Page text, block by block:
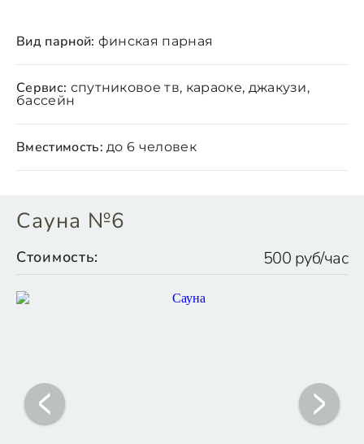
Вид парной: финская парная
Сервис: спутниковое тв, караоке, джакузи,
бассейн
Вместимость: до 6 человек
Сауна №6
Стоимость: 500 руб/час